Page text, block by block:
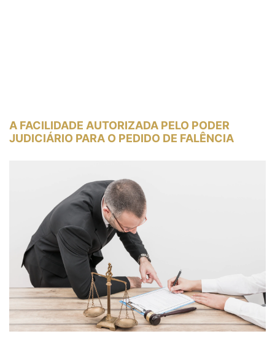
A FACILIDADE AUTORIZADA PELO PODER
JUDICIÁRIO PARA O PEDIDO DE FALÊNCIA